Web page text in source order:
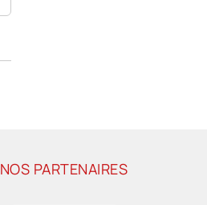
NOS PARTENAIRES